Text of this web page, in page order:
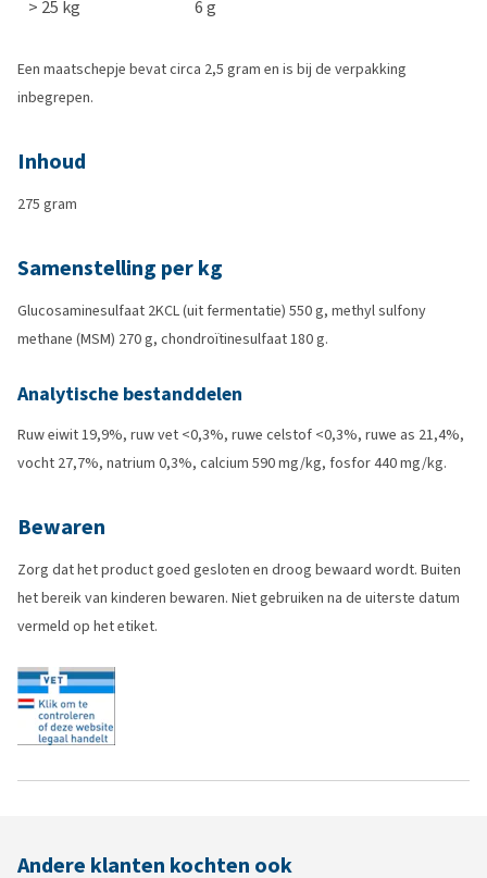
> 25 kg 6 g
Een maatschepje bevat circa 2,5 gram en is bij de verpakking
inbegrepen.
Inhoud
275 gram
Samenstelling per kg
Glucosaminesulfaat 2KCL (uit fermentatie) 550 g, methyl sulfony
methane (MSM) 270 g, chondroïtinesulfaat 180 g.
Analytische bestanddelen
Ruw eiwit 19,9%, ruw vet <0,3%, ruwe celstof <0,3%, ruwe as 21,4%,
vocht 27,7%, natrium 0,3%, calcium 590 mg/kg, fosfor 440 mg/kg.
Bewaren
Zorg dat het product goed gesloten en droog bewaard wordt. Buiten
het bereik van kinderen bewaren. Niet gebruiken na de uiterste datum
vermeld op het etiket.
Andere klanten kochten ook